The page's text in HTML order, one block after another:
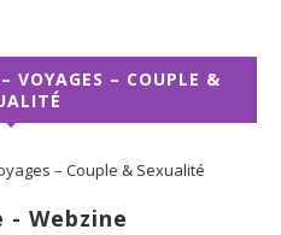
VOYAGES – COUPLE &
- Webzine